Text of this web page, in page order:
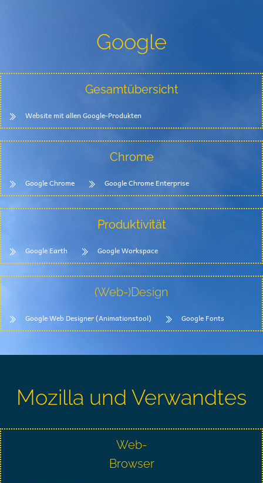
Google
Gesamtübersicht
Website mit allen Google-Produkten
Chrome
Google Chrome Google Chrome Enterprise
Produktivität
Google Earth Google Workspace
(Web-)Design
Google Web Designer (Animationstool) Google Fonts
Mozilla und Verwandtes
Web-
Browser